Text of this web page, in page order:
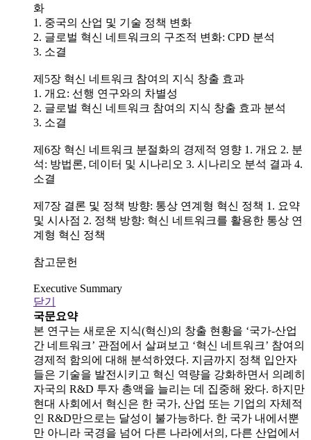
화
1. 중국의 산업 및 기술 정책 변화
2. 글로벌 혁신 네트워크의 구조적 변화: CPD 분석
3. 소결
제5장 혁신 네트워크 참여의 지식 창출 효과
1. 개요: 선행 연구와의 차별성
2. 글로벌 혁신 네트워크 참여의 지식 창출 효과 분석
3. 소결
제6장 혁신 네트워크 분절화의 경제적 영향 1. 개요 2. 분
석: 방법론, 데이터 및 시나리오 3. 시나리오 분석 결과 4.
소결
제7장 결론 및 정책 방향: 통상 연계형 혁신 정책 1. 요약
및 시사점 2. 정책 방향: 혁신 네트워크를 활용한 통상 연
계형 혁신 정책
참고문헌
Executive Summary
닫기
국문요약
본 연구는 새로운 지식(혁신)의 창출 현황을 ‘국가-산업
간 네트워크’ 관점에서 살펴보고 ‘혁신 네트워크’ 참여의
경제적 함의에 대해 분석하였다. 지금까지 정책 입안자
들은 기술을 발전시키고 혁신 역량을 강화하면서 의례히
자국의 R&D 투자 총액을 늘리는 데 집중해 왔다. 하지만
현대 사회에서 혁신은 한 국가, 산업 또는 기업의 자체적
인 R&D만으로는 달성이 불가능하다. 한 국가 내에서뿐
만 아니라 국경을 넘어 다른 나라에서의, 다른 산업에서